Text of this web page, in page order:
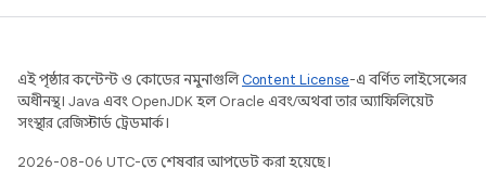
এই পৃষ্ঠার কন্টেন্ট ও কোডের নমুনাগুলিContent License-এ বর্ণিত লাইসেন্সের
অধীনস্থ। Java এবং OpenJDK হল Oracle এবং/অথবা তার অ্যাফিলিয়েট
সংস্থার রেজিস্টার্ড ট্রেডমার্ক।
2026-08-06 UTC-তে শেষবার আপডেট করা হয়েছে।